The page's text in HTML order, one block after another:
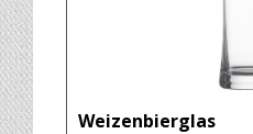
Weizenbierglas